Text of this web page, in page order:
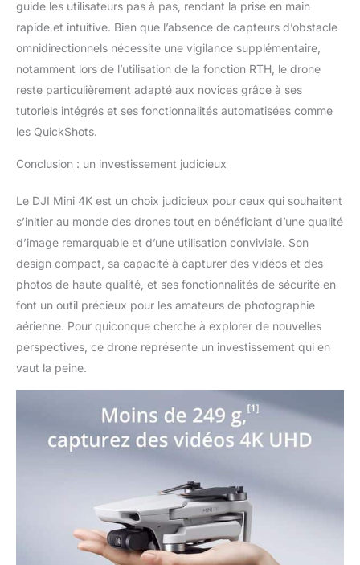
permettent
d’immortaliser davantage
de moments précieux, en
famille ou entre ami(e)s.
réglementation relative
aux drones peut varier
faites. Pour votre
consulter et à respecter
et réglementations
locales en vigueur avant
de piloter votre drone.
guide les utilisateurs pas à pas, rendant la prise en main
rapide et intuitive. Bien que l’absence de capteurs d’obstacle
omnidirectionnels nécessite une vigilance supplémentaire,
notamment lors de l’utilisation de la fonction RTH, le drone
reste particulièrement adapté aux novices grâce à ses
tutoriels intégrés et ses fonctionnalités automatisées comme
les QuickShots.
Conclusion : un investissement judicieux
Le DJI Mini 4K est un choix judicieux pour ceux qui souhaitent
s’initier au monde des drones tout en bénéficiant d’une qualité
d’image remarquable et d’une utilisation conviviale. Son
design compact, sa capacité à capturer des vidéos et des
photos de haute qualité, et ses fonctionnalités de sécurité en
font un outil précieux pour les amateurs de photographie
aérienne. Pour quiconque cherche à explorer de nouvelles
perspectives, ce drone représente un investissement qui en
vaut la peine.